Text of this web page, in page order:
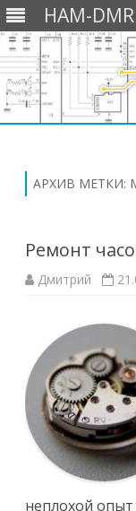
HAM-DMR
АРХИВ МЕТКИ:
Ремонт
Дмитрий
неплохой